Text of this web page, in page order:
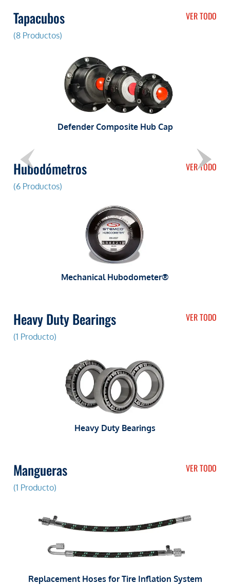
Tapacubos
(8 Productos)
VER TODO
Defender Composite Hub Cap
Hubodómetros
(6 Productos)
VER TODO
Mechanical Hubodometer®
Heavy Duty Bearings
(1 Producto)
VER TODO
Heavy Duty Bearings
Mangueras
(1 Producto)
VER TODO
Replacement Hoses for Tire Inflation System